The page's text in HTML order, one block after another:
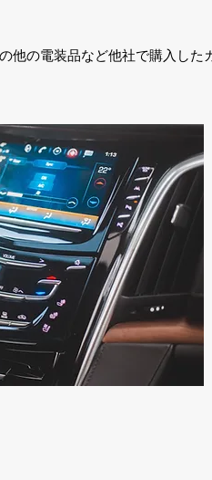
他の電装品など他社で購入した